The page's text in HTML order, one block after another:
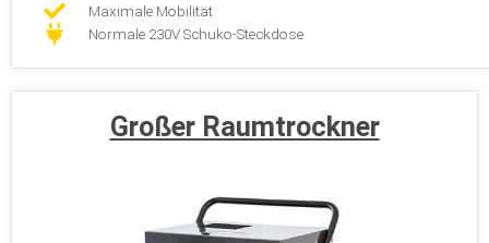
Maximale Mobilität
Normale 230V Schuko-Steckdose
Großer Raumtrockner